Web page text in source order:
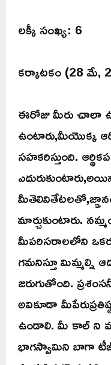
లక్కీ సంఖ్య: 6
కర్కాటకం (28 మే,
ఈరోజు మీరు చాలా
ఉంటారు,మీయొక్క
సహకరిస్తుంది.
మార్చుకుంటారు.
మీపరిసరాలలోని
గమనిస్తూ మిమ్మల్ని
జరుగుతోంది.
అవికూడా
ఉండాలి. మీ కాల్ ని
భాగస్వామిని బాగా టీజ్